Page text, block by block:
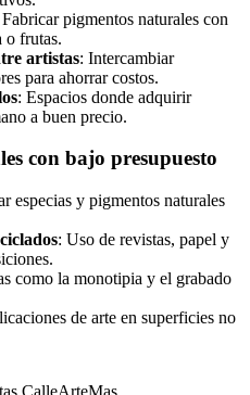
Fabricar pigmentos naturales con
o frutas.
artistas: Intercambiar
para ahorrar costos.
: Espacios donde adquirir
a buen precio.
con bajo presupuesto
especias y pigmentos naturales
: Uso de revistas, papel y
como la monotipia y el grabado
de arte en superficies no